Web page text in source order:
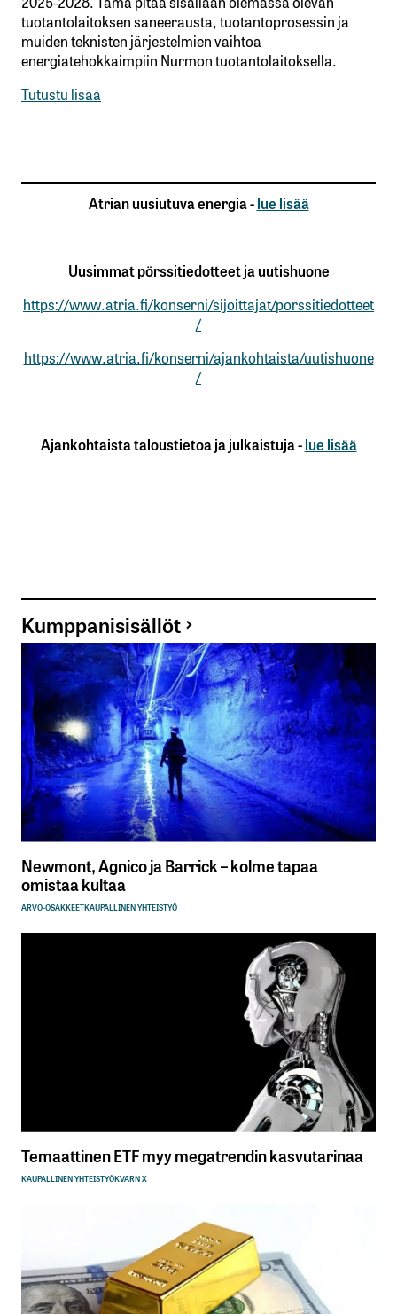
tuotantolaitoksen saneerausta, tuotantoprosessin ja
muiden teknisten järjestelmien vaihtoa
energiatehokkaimpiin Nurmon tuotantolaitoksella.
Tutustu lisää
Atrian uusiutuva energia -lue lisää
Uusimmat pörssitiedotteet ja uutishuone
https://www.atria.fi/konserni/sijoittajat/porssitiedotteet
/
https://www.atria.fi/konserni/ajankohtaista/uutishuone
/
Ajankohtaista taloustietoa ja julkaistuja -lue lisää
Kumppanisisällöt
Newmont, Agnico ja Barrick – kolme tapaa
omistaa kultaa
ARVO-OSAKKEETKAUPALLINEN YHTEISTYÖ
Temaattinen ETF myy megatrendin kasvutarinaa
KAUPALLINEN YHTEISTYÖKVARN X